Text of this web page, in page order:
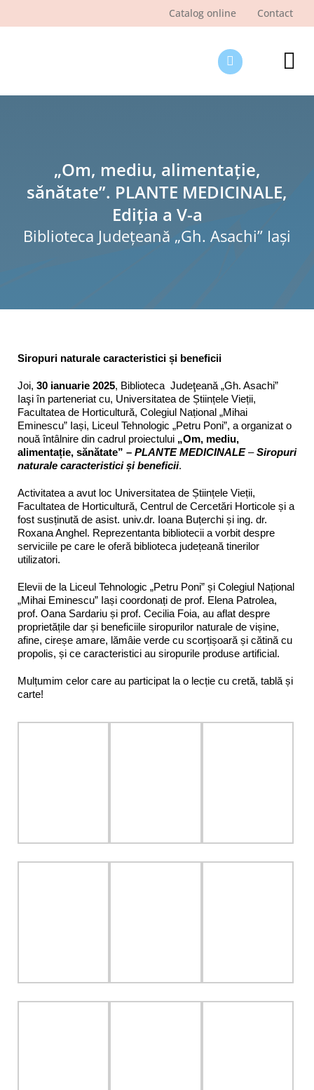
Catalog online Contact
„Om, mediu, alimentație,
sănătate”. PLANTE MEDICINALE,
Ediția a V-a
Biblioteca Judeţeană „Gh. Asachi” Iaşi
Siropuri naturale caracteristici și beneficii
Joi, 30 ianuarie 2025, Biblioteca Judeţeană „Gh. Asachi”
Iaşi în parteneriat cu, Universitatea de Științele Vieții,
Facultatea de Horticultură, Colegiul Național „Mihai
Eminescu” Iași, Liceul Tehnologic „Petru Poni”, a organizat o
nouă întâlnire din cadrul proiectului „Om, mediu,
alimentație, sănătate” – PLANTE MEDICINALE–Siropuri
naturale caracteristici și beneficii.
Activitatea a avut loc Universitatea de Științele Vieții,
Facultatea de Horticultură, Centrul de Cercetări Horticole și a
fost susținută de asist. univ.dr. Ioana Buțerchi și ing. dr.
Roxana Anghel. Reprezentanta bibliotecii a vorbit despre
serviciile pe care le oferă biblioteca județeană tinerilor
utilizatori.
Elevii de la Liceul Tehnologic „Petru Poni” și Colegiul Național
„Mihai Eminescu” Iași coordonați de prof. Elena Patrolea,
prof. Oana Sardariu și prof. Cecilia Foia, au aflat despre
proprietățile dar și beneficiile siropurilor naturale de vișine,
afine, cireșe amare, lămâie verde cu scorțișoară și cătină cu
propolis, și ce caracteristici au siropurile produse artificial.
Mulțumim celor care au participat la o lecție cu cretă, tablă și
carte!